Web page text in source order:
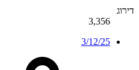
דירוג
3,356
3/12/25